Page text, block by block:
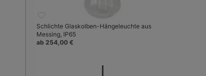
Schlichte Glaskolben-Hängeleuchte aus
Messing, IP65
ab 254,00 €